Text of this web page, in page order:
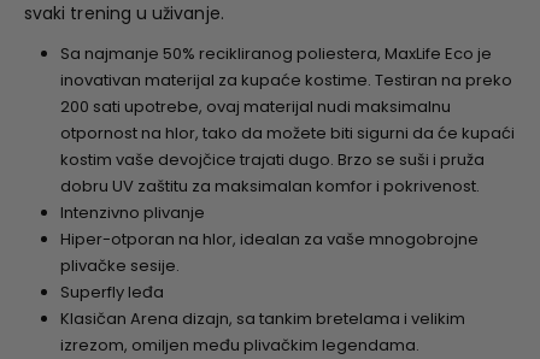
svaki trening u uživanje.
Sa najmanje 50% recikliranog poliestera, MaxLife Eco je
inovativan materijal za kupaće kostime. Testiran na preko
200 sati upotrebe, ovaj materijal nudi maksimalnu
otpornost na hlor, tako da možete biti sigurni da će kupaći
kostim vaše devojčice trajati dugo. Brzo se suši i pruža
dobru UV zaštitu za maksimalan komfor i pokrivenost.
Intenzivno plivanje
Hiper-otporan na hlor, idealan za vaše mnogobrojne
plivačke sesije.
Superfly leđa
Klasičan Arena dizajn, sa tankim bretelama i velikim
izrezom, omiljen među plivačkim legendama.